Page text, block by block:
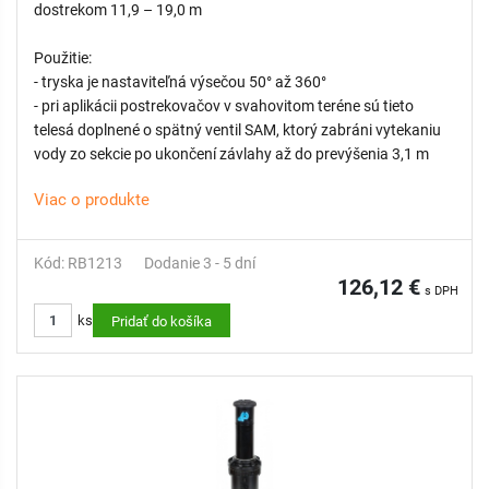
dostrekom 11,9 – 19,0 m
Použitie:
- tryska je nastaviteľná výsečou 50° až 360°
- pri aplikácii postrekovačov v svahovitom teréne sú tieto
telesá doplnené o spätný ventil SAM, ktorý zabráni vytekaniu
vody zo sekcie po ukončení závlahy až do prevýšenia 3,1 m
Viac o produkte
Kód: RB1213 Dodanie 3 - 5 dní
126,12 € s DPH
ks Pridať do košíka